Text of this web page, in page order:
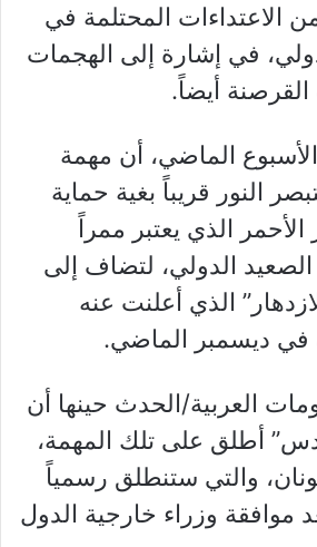
الاعتداءات المحتلمة في
في إشارة إلى الهجمات
القرصنة أيضاً.
الأسبوع الماضي، أن مهمة
النور قريباً بغية حماية
الأحمر الذي يعتبر ممراً
الدولي، لتضاف إلى
الذي أعلنت عنه
في ديسمبر الماضي.
العربية/الحدث حينها أن
أطلق على تلك المهمة،
والتي ستنطلق رسمياً
بعد موافقة وزراء خارجية الدول